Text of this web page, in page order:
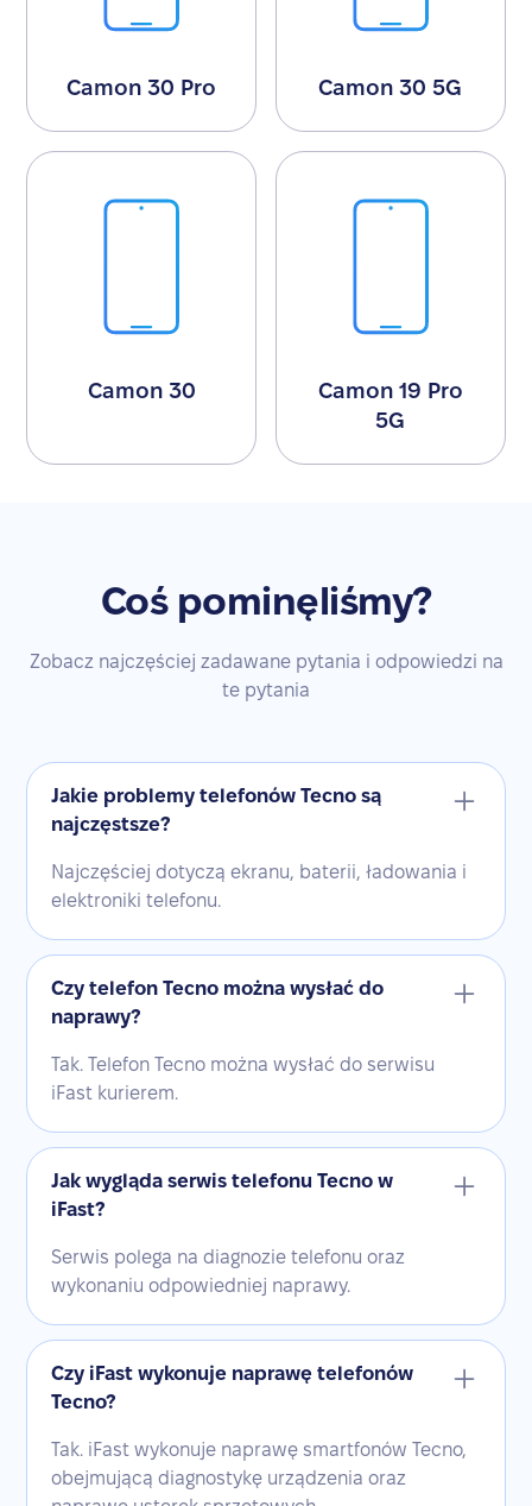
Camon 30 Pro Camon 30 5G
Camon 30
Camon 19 Pro
5G
Coś pominęliśmy?
Zobacz najczęściej zadawane pytania i odpowiedzi na
te pytania
Jakie problemy telefonów Tecno są
najczęstsze?
Najczęściej dotyczą ekranu, baterii, ładowania i
elektroniki telefonu.
Czy telefon Tecno można wysłać do
naprawy?
Tak. Telefon Tecno można wysłać do serwisu
iFast kurierem.
Jak wygląda serwis telefonu Tecno w
iFast?
Serwis polega na diagnozie telefonu oraz
wykonaniu odpowiedniej naprawy.
Czy iFast wykonuje naprawę telefonów
Tecno?
Tak. iFast wykonuje naprawę smartfonów Tecno,
obejmującą diagnostykę urządzenia oraz